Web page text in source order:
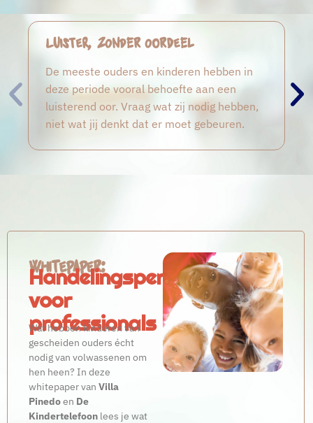
Luister, zonder oordeel
De meeste ouders en kinderen hebben in
deze periode vooral behoefte aan een
luisterend oor. Vraag wat zij nodig hebben,
niet wat jij denkt dat er moet gebeuren.
Whitepaper:
Handelingsperspectief
voor
professionals
Wat hebben kinderen van
gescheiden ouders écht
nodig van volwassenen om
hen heen? In deze
whitepaper van Villa
Pinedoen De
Kindertelefoon lees je wat